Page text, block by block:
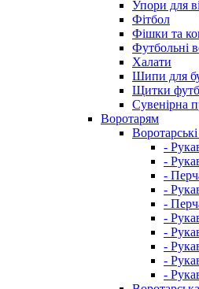
Упори для
Фітбол
Фішки та
Футбольні
Халати
Шипи для
Щитки
Сувенірна
Воротарям
-
-
-
-
-
-
-
-
-
-